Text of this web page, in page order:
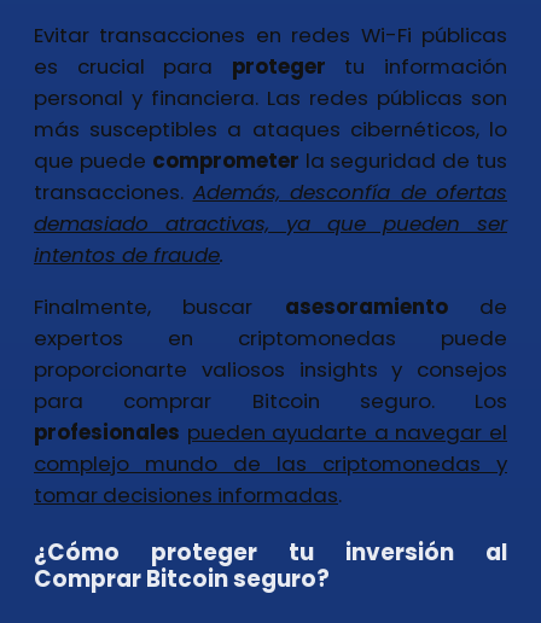
Evitar transacciones en redes Wi-Fi públicas
es crucial para proteger tu información
personal y financiera. Las redes públicas son
más susceptibles a ataques cibernéticos, lo
que puede comprometer la seguridad de tus
transacciones. Además, desconfía de ofertas
demasiado atractivas, ya que pueden ser
intentos de fraude.
Finalmente, buscar asesoramientode
expertos en criptomonedas puede
proporcionarte valiosos insights y consejos
para comprar Bitcoin seguro. Los
profesionales pueden ayudarte a navegar el
complejo mundo de las criptomonedas y
tomar decisiones informadas.
¿Cómo proteger tu inversión al
Comprar Bitcoin seguro?